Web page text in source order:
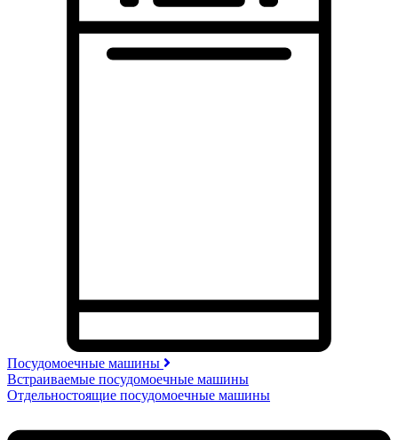
Посудомоечные машины
Встраиваемые посудомоечные машины
Отдельностоящие посудомоечные машины